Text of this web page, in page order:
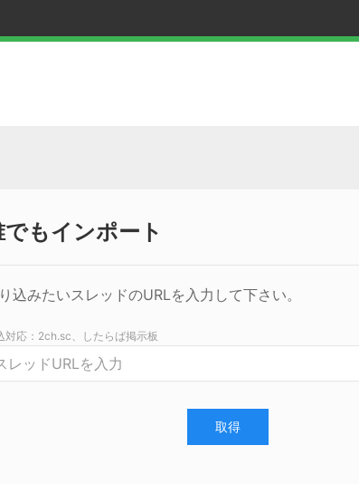
でもインポート
込みたいスレッドのURLを入力して下さい。
対応：2ch.sc、したらば掲示板
取得